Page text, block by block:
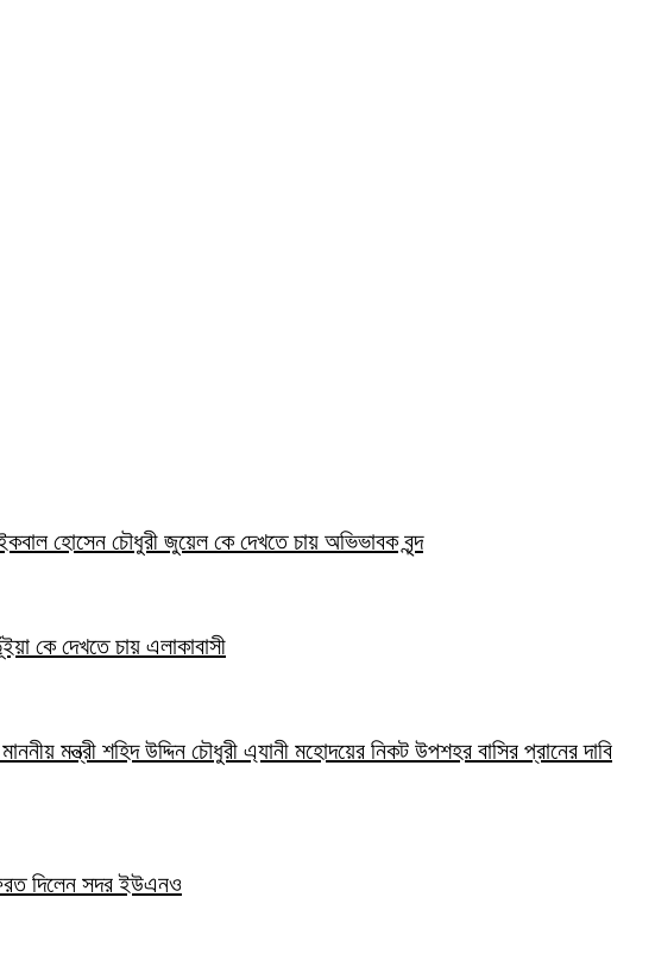
ইকবাল হোসেন চৌধুরী জুয়েল কে দেখতে চায় অভিভাবক বৃন্দ
কে দেখতে চায় এলাকাবাসী
মন্ত্রী শহিদ উদ্দিন চৌধুরী এ্যানী মহোদয়ের নিকট উপশহর বাসির প্রানের দাবি
দিলেন সদর ইউএনও